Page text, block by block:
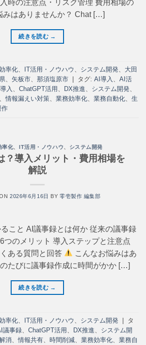
時の注意点・リスク管理 費用相場の
みはありませんか？ Chat […]
続きを読む →
率化、 IT活用・ノウハウ 、 システム開発、 大田
、 矢板市、 那須塩原市 タグ: AI導入 、 AI活
入 、 ChatGPT活用 、 DX推進、 システム開発、
、情報漏えい対策、 業務効率化、 業務自動化、 生
作
率化、IT活用・ノウハウ、 システム開発
？導入メリット・費用相場を
解説
2026年6月16日 BY 零壱製作 編集部
こと AI議事録とは何か 従来の議事録
つのメリット 導入ステップと注意点
ある質問と回答
こんなお悩みはあ
たびに議事録作成に時間がかか […]
続きを読む →
率化 IT活用・ノウハウ システム開発
タ
議事録 ChatGPT活用 DX推進
システム開
消 、情報共有 時間削減 業務効率化
業務自